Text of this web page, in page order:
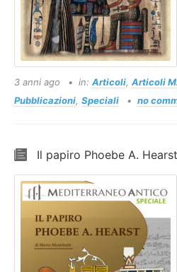
3 anni ago in: Articoli, Articoli
Pubblicazioni, Speciali no
Il papiro Phoebe A. Hearst